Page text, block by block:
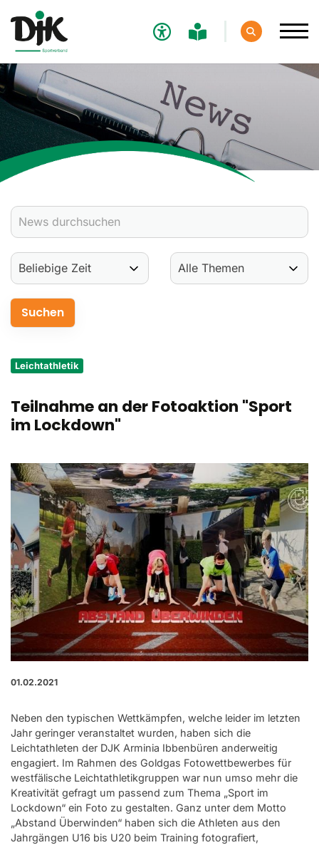
Leichtathletik
Teilnahme an der Fotoaktion "Sport
im Lockdown"
01.02.2021
Neben den typischen Wettkämpfen, welche leider im letzten
Jahr geringer veranstaltet wurden, haben sich die
Leichtathleten der DJK Arminia Ibbenbüren anderweitig
engagiert. Im Rahmen des Goldgas Fotowettbewerbes für
westfälische Leichtathletikgruppen war nun umso mehr die
Kreativität gefragt um passend zum Thema „Sport im
Lockdown“ ein Foto zu gestalten. Ganz unter dem Motto
„Abstand Überwinden“ haben sich die Athleten aus den
Jahrgängen U16 bis U20 beim Training fotografiert,
Verband
Aktuelles
Verbands-News
Termine
Verantwortung
Aus- und Fortbildungen
Kontakt
DJK Sportjugend